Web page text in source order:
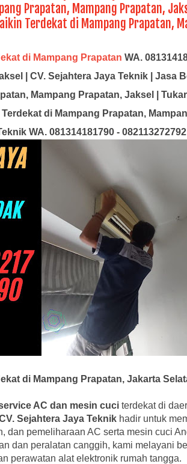
Prapatan, Mampang Prapatan,
Terdekat di Mampang Prapatan,
di Mampang Prapatan WA.
| CV. Sejahtera Jaya Teknik | Jasa
Mampang Prapatan, Jaksel | Tukar
di Mampang Prapatan,
WA. 081314181790 - 082113272792
di Mampang Prapatan, Jakarta
AC dan mesin cuci terdekat di
Sejahtera Jaya Teknik hadir untuk
dan pemeliharaan AC serta mesin cuci
dan peralatan canggih, kami melayani
perawatan alat elektronik rumah tangga.